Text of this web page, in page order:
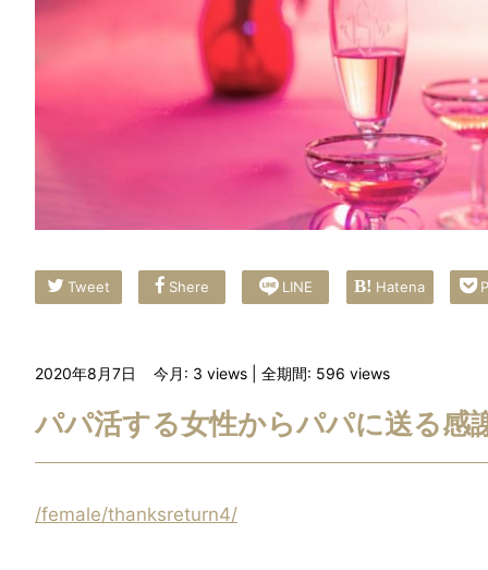
Tweet Shere LINE Hatena
2020年8月7日 今月: 3 views | 全期間: 596 views
パパ活する女性からパパに送る
/female/thanksreturn4/